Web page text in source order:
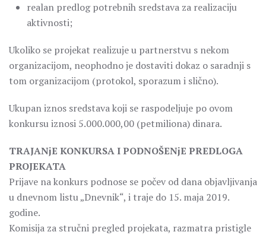
realan predlog potrebnih sredstava za realizaciju
aktivnosti;
Ukoliko se projekat realizuje u partnerstvu s nekom
organizacijom, neophodno je dostaviti dokaz o saradnji s
tom organizacijom (protokol, sporazum i slično).
Ukupan iznos sredstava koji se raspodeljuje po ovom
konkursu iznosi 5.000.000,00 (petmiliona) dinara.
TRAJANjE KONKURSA I PODNOŠENjE PREDLOGA
PROJEKATA
Prijave na konkurs podnose se počev od dana objavljivanja
u dnevnom listu „Dnevnik“, i traje do 15. maja 2019.
godine.
Komisija za stručni pregled projekata, razmatra pristigle